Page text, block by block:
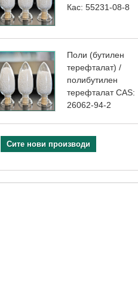
Кас: 55231-08-8
Поли (бутилен
терефталат) /
полибутилен
терефталат CAS:
26062-94-2
Сите нови производи